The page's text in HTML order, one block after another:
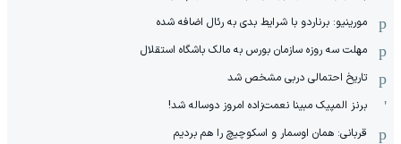
مورینیو: برناردو با شرایط بدی به رئال اضافه شده
مهلت سه روزه سازمان بورس به مالک باشگاه استقلال
تاریخ احتمالی دربی مشخص شد
برنز المپیک مبینا نعمت‌زاده امروز دوساله شد!
قربانی: همان اوسمار و اسکوچیچ را هم بردیم